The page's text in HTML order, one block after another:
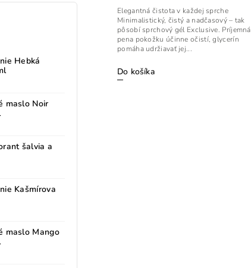
Hebká
maslo Noir
šalvia a
Kašmírova
maslo Mango
Do košíka
Elegantná čistota v každej sprche
Minimalistický, čistý a nadčasový – tak
pôsobí sprchový gél Exclusive. Príjemná
pena pokožku účinne očistí, glycerín
pomáha udržiavať jej...